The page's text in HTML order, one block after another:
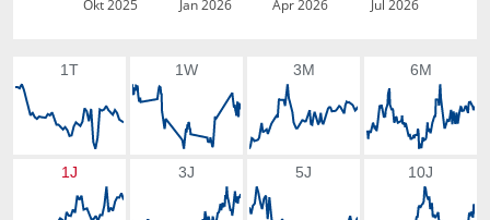
Okt 2025 Jan 2026 Apr 2026 Jul 2026
1T 1W 3M 6M
1J 3J 5J 10J